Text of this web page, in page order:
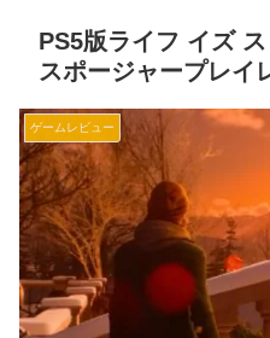
PS5版ライフ イズ
スポージャープレイ
ゲームレビュー